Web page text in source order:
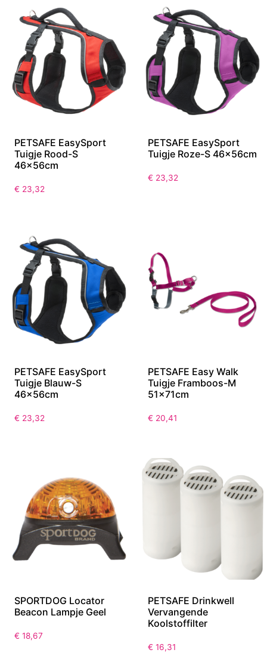
PETSAFE EasySport
Tuigje Rood-S
46x56cm
€ 23,32
PETSAFE EasySport
Tuigje Roze-S 46x56cm
€ 23,32
PETSAFE EasySport
Tuigje Blauw-S
46x56cm
€ 23,32
PETSAFE Easy Walk
Tuigje Framboos-M
51x71cm
€ 20,41
SPORTDOG Locator
Beacon Lampje Geel
€ 18,67
PETSAFE Drinkwell
Vervangende
Koolstoffilter
€ 16,31